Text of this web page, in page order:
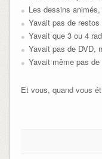
Les dessins
Yavait pas de restos
Yavait que 3 ou 4
Yavait pas de DVD,
Yavait même pas
Et vous, quand vous